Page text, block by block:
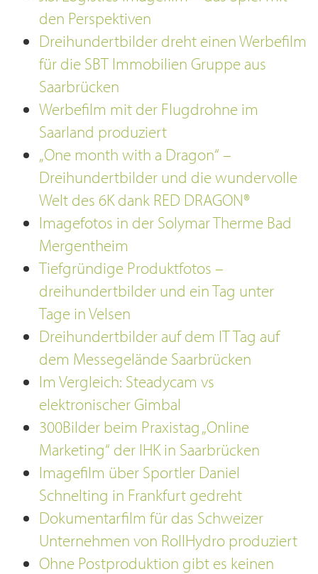
den Perspektiven
Dreihundertbilder dreht einen Werbefilm
für die SBT Immobilien Gruppe aus
Saarbrücken
Werbefilm mit der Flugdrohne im
Saarland produziert
„One month with a Dragon“ –
Dreihundertbilder und die wundervolle
Welt des 6K dank RED DRAGON®
Imagefotos in der Solymar Therme Bad
Mergentheim
Tiefgründige Produktfotos –
dreihundertbilder und ein Tag unter
Tage in Velsen
Dreihundertbilder auf dem IT Tag auf
dem Messegelände Saarbrücken
Im Vergleich: Steadycam vs
elektronischer Gimbal
300Bilder beim Praxistag „Online
Marketing“ der IHK in Saarbrücken
Imagefilm über Sportler Daniel
Schnelting in Frankfurt gedreht
Dokumentarfilm für das Schweizer
Unternehmen von RollHydro produziert
Ohne Postproduktion gibt es keinen